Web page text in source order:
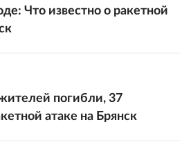
Что известно о ракетной
погибли, 37
атаке на Брянск